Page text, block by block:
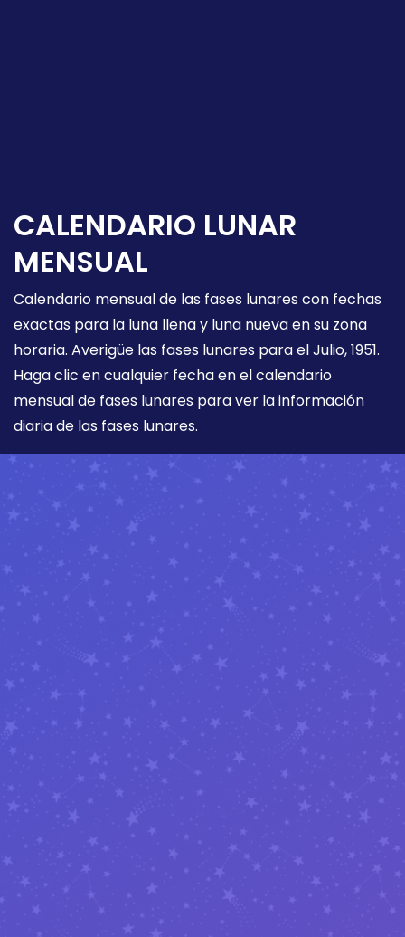
CALENDARIO LUNAR
MENSUAL
Calendario mensual de las fases lunares con fechas
exactas para la luna llena y luna nueva en su zona
horaria. Averigüe las fases lunares para el Julio, 1951.
Haga clic en cualquier fecha en el calendario
mensual de fases lunares para ver la información
diaria de las fases lunares.